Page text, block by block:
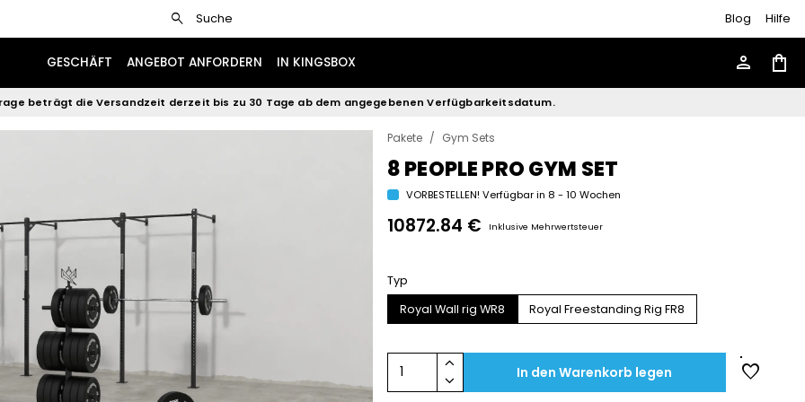
search Suche Blog Hilfe
GESCHÄFT ANGEBOT ANFORDERN IN KINGSBOX person shopping_bag
beträgt die Versandzeit derzeit bis zu 30 Tage ab dem angegebenen Verfügbarkeitsdatum.
Pakete / Gym Sets
8 PEOPLE PRO GYM SET
VORBESTELLEN! Verfügbar in 8 - 10 Wochen
10872.84 € Inklusive Mehrwertsteuer
Typ
Royal Wall rig WR8
Royal Freestanding Rig FR8
1
keyboard_arrow_up
keyboard_arrow_down
In den Warenkorb legen favorite